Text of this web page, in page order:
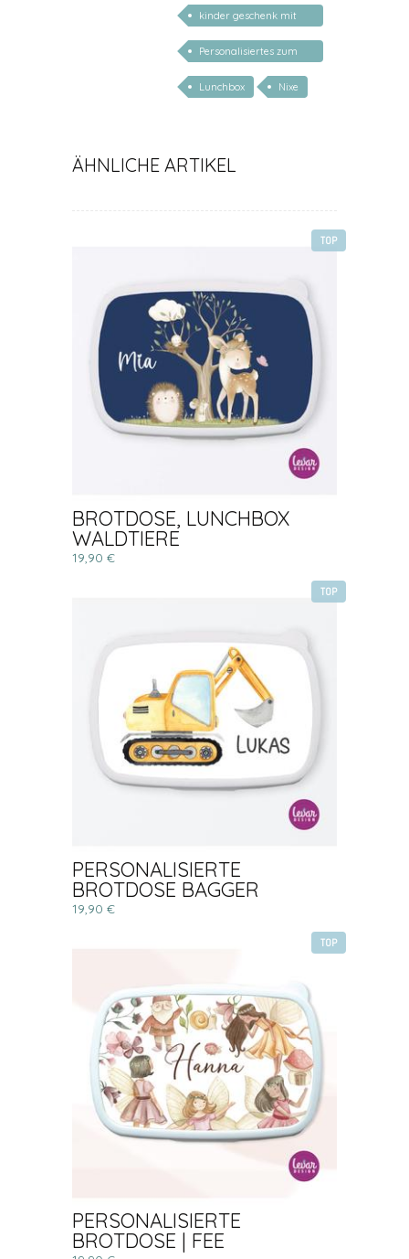
kinder geschenk mit
namen
Personalisiertes zum
Schulanfang
Lunchbox
Nixe
ÄHNLICHE ARTIKEL
TOP
BROTDOSE, LUNCHBOX
WALDTIERE
19,90 €
TOP
PERSONALISIERTE
BROTDOSE BAGGER
19,90 €
TOP
PERSONALISIERTE
BROTDOSE | FEE